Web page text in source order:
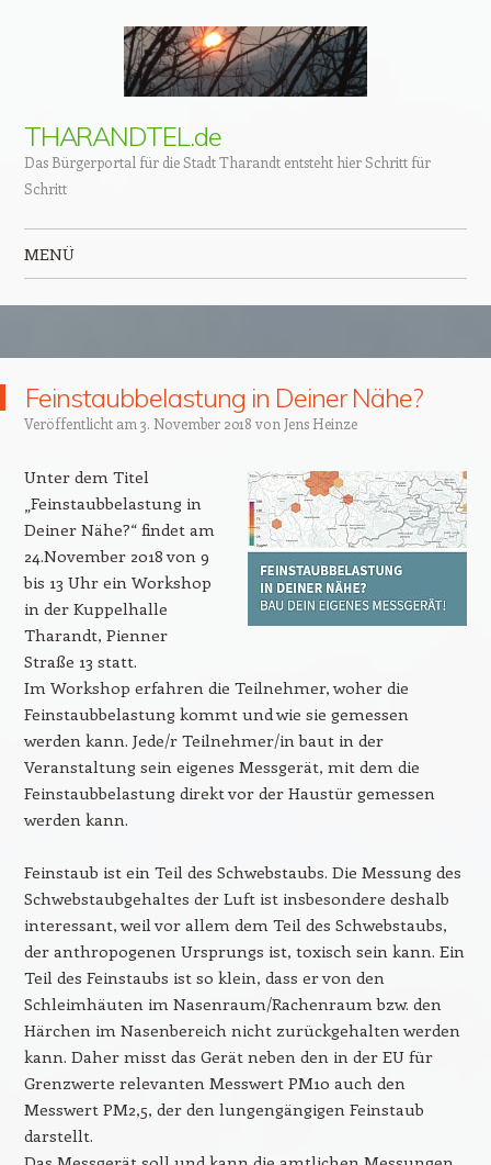
THARANDTEL.de
Das Bürgerportal für die Stadt Tharandt entsteht hier Schritt für
Schritt
MENÜ
Feinstaubbelastung in Deiner Nähe?
Veröffentlicht am 3. November 2018 von Jens Heinze
Unter dem Titel
„Feinstaubbelastung in
Deiner Nähe?“ findet am
24.November 2018 von 9
bis 13 Uhr ein Workshop
in der Kuppelhalle
Tharandt, Pienner
Straße 13 statt.
Im Workshop erfahren die Teilnehmer, woher die
Feinstaubbelastung kommt und wie sie gemessen
werden kann. Jede/r Teilnehmer/in baut in der
Veranstaltung sein eigenes Messgerät, mit dem die
Feinstaubbelastung direkt vor der Haustür gemessen
werden kann.
Feinstaub ist ein Teil des Schwebstaubs. Die Messung des
Schwebstaubgehaltes der Luft ist insbesondere deshalb
interessant, weil vor allem dem Teil des Schwebstaubs,
der anthropogenen Ursprungs ist, toxisch sein kann. Ein
Teil des Feinstaubs ist so klein, dass er von den
Schleimhäuten im Nasenraum/Rachenraum bzw. den
Härchen im Nasenbereich nicht zurückgehalten werden
kann. Daher misst das Gerät neben den in der EU für
Grenzwerte relevanten Messwert PM10 auch den
Messwert PM2,5, der den lungengängigen Feinstaub
darstellt.